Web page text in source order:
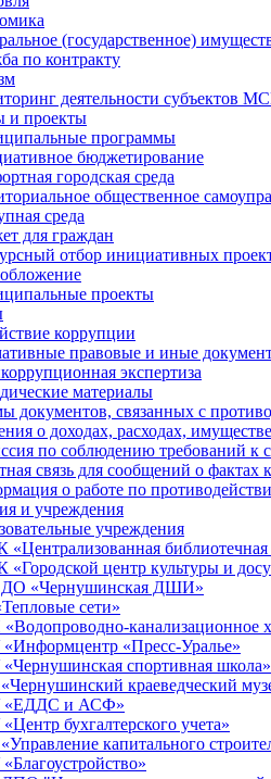
(государственное)
по контракту
деятельности субъектов
и проекты
программы
бюджетирование
городская среда
общественное
среда
для граждан
отбор инициативных
проекты
коррупции
правовые и иные
экспертиза
материалы
документов, связанных с
о доходах, расходах,
по соблюдению требований к
связь для сообщений о фактах
о работе по
и учреждения
учреждения
библиотечная
центр культуры и
«Чернушинская ДШИ»
сети»
канализационное
«Пресс-Уралье»
спортивная школа»
краеведческий
и АСФ»
бухгалтерского учета»
капитального